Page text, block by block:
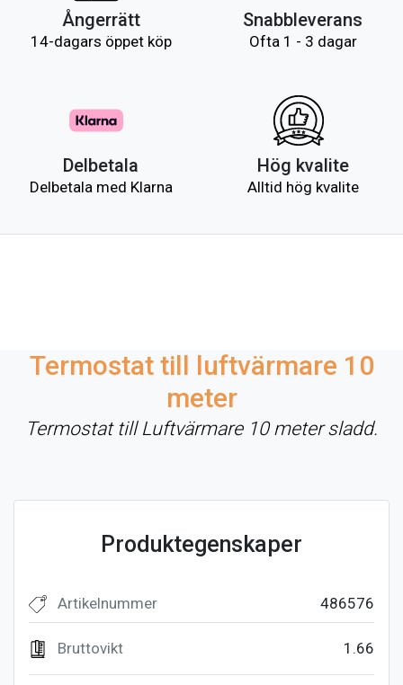
Ångerrätt
14-dagars öppet köp
Snabbleverans
Ofta 1 - 3 dagar
Delbetala
Delbetala med Klarna
Hög kvalite
Alltid hög kvalite
Termostat till luftvärmare 10
meter
Termostat till Luftvärmare 10 meter sladd.
Produktegenskaper
486576
Artikelnummer
1.66
Bruttovikt